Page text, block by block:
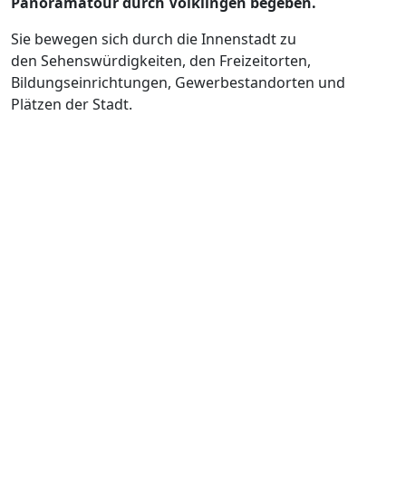
Sie bewegen sich durch die Innenstadt zu
den Sehenswürdigkeiten, den Freizeitorten,
Bildungseinrichtungen, Gewerbestandorten und
Plätzen der Stadt.